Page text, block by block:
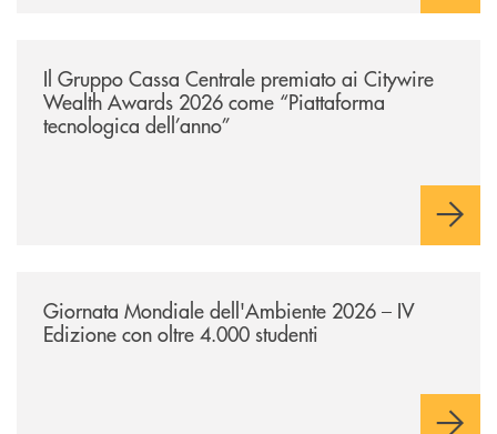
Il Gruppo Cassa Centrale premiato ai Citywire
Wealth Awards 2026 come “Piattaforma
tecnologica dell’anno”
Giornata Mondiale dell'Ambiente 2026 – IV
Edizione con oltre 4.000 studenti